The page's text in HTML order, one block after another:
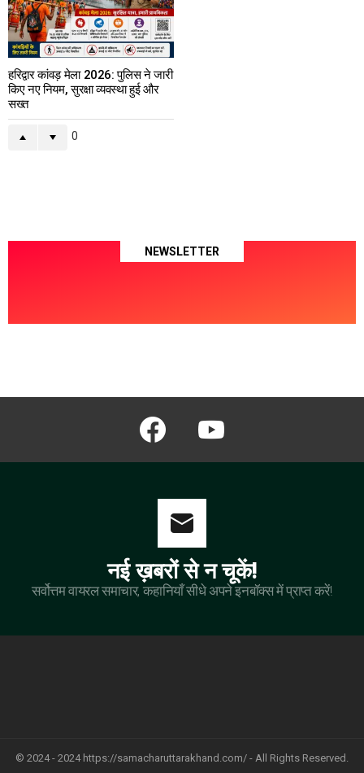
हरिद्वार कांवड़ मेला 2026: पुलिस ने जारी
किए नए नियम, सुरक्षा व्यवस्था हुई और
सख्त
0
NEWSLETTER
facebook youtube
नई ख़बरों से न चूकें!
सर्वोत्तम वायरल समाचार, कहानियाँ सीधे अपने इनबॉक्स में प्राप्त करें!
© 2024 - 2024 https://samacharuttarakhand.com/ - All Rights Reserved.